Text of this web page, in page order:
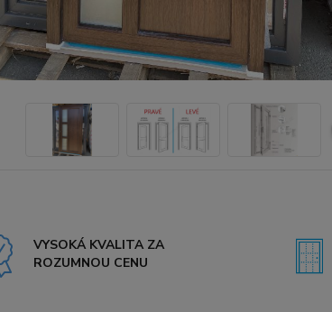
VYSOKÁ KVALITA ZA
ROZUMNOU CENU